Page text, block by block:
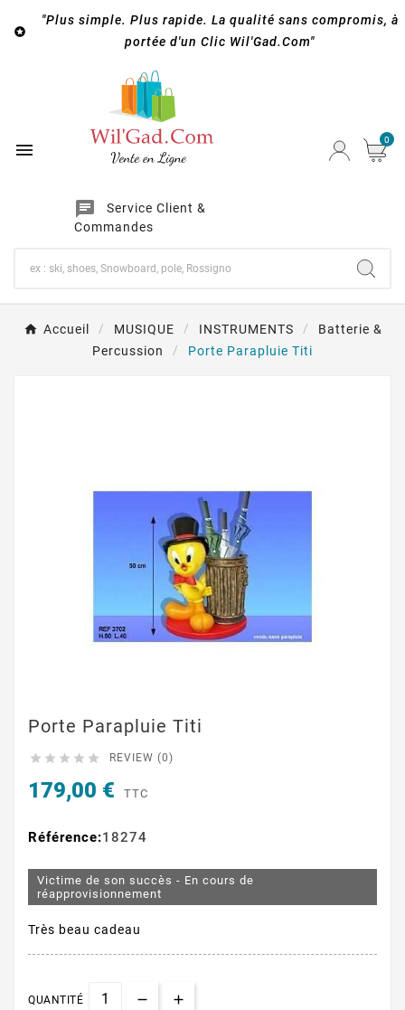

"Plus simple. Plus rapide. La qualité sans compromis, à
portée d'un Clic Wil'Gad.Com"

chat
Service Client &
Commandes
0
Accueil MUSIQUE INSTRUMENTS
Batterie &
Percussion
Porte Parapluie Titi
Porte Parapluie Titi
     REVIEW (0)
179,00 € TTC
Référence:18274
Victime de son succès - En cours de
réapprovisionnement
Très beau cadeau
QUANTITÉ